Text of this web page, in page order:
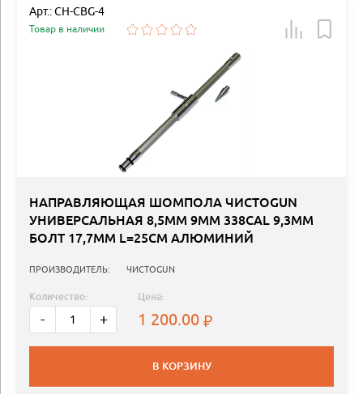
Арт.: CH-CBG-4
Товар в наличии
НАПРАВЛЯЮЩАЯ ШОМПОЛА ЧИСТОGUN
УНИВЕРСАЛЬНАЯ 8,5MM 9ММ 338CAL 9,3MM
БОЛТ 17,7MM L=25СМ АЛЮМИНИЙ
ПРОИЗВОДИТЕЛЬ: ЧИСТОGUN
Количество:
- +
Цена:
1 200.00
В КОРЗИНУ